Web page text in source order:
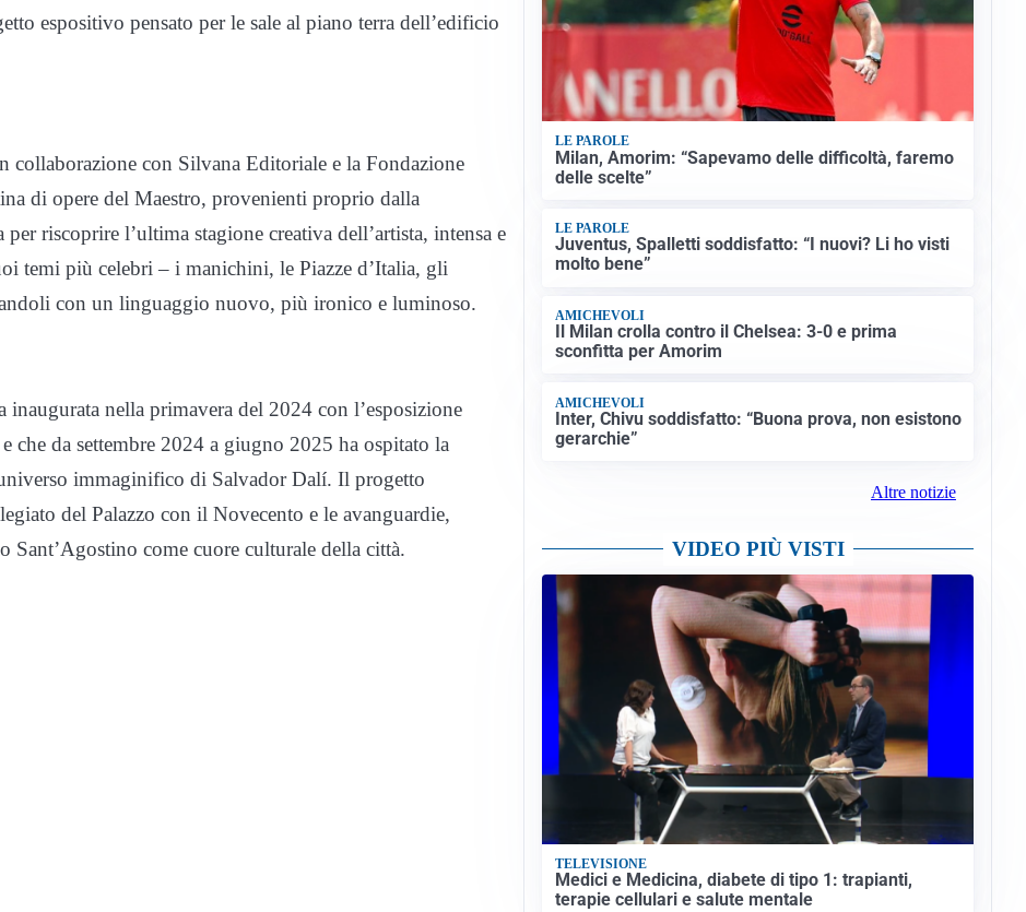
espositivo pensato per le sale al piano terra dell’edificio
collaborazione con Silvana Editoriale e la Fondazione
di opere del Maestro, provenienti proprio dalla
riscoprire l’ultima stagione creativa dell’artista, intensa e
temi più celebri – i manichini, le Piazze d’Italia, gli
con un linguaggio nuovo, più ironico e luminoso.
inaugurata nella primavera del 2024 con l’esposizione
che da settembre 2024 a giugno 2025 ha ospitato la
immaginifico di Salvador Dalí. Il progetto
del Palazzo con il Novecento e le avanguardie,
come cuore culturale della città.
LE PAROLE
Milan, Amorim: “Sapevamo delle difficoltà, faremo
delle scelte”
LE PAROLE
Juventus, Spalletti soddisfatto: “I nuovi? Li ho visti
molto bene”
AMICHEVOLI
Il Milan crolla contro il Chelsea: 3-0 e prima
sconfitta per Amorim
AMICHEVOLI
Inter, Chivu soddisfatto: “Buona prova, non esistono
gerarchie”
Altre notizie
VIDEO PIÙ VISTI
TELEVISIONE
Medici e Medicina, diabete di tipo 1: trapianti,
terapie cellulari e salute mentale